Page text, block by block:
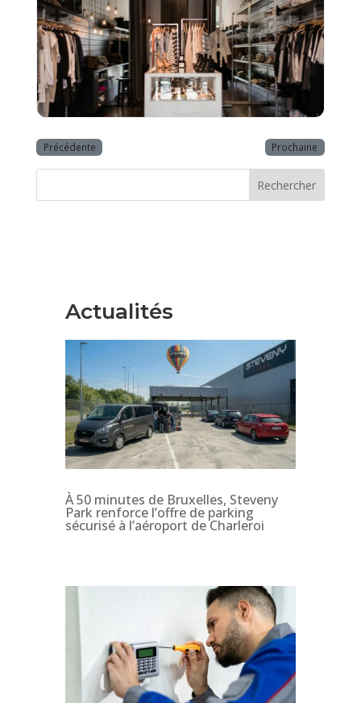
Précédente Prochaine
Rechercher
Actualités
À 50 minutes de Bruxelles, Steveny
Park renforce l’offre de parking
sécurisé à l’aéroport de Charleroi